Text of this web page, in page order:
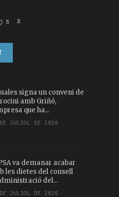
5 X
signa un conveni de
amb Griñó,
que ha...
JULIOL DE 2026
va demanar acabar
les dietes del consell
del...
JULIOL DE 2026